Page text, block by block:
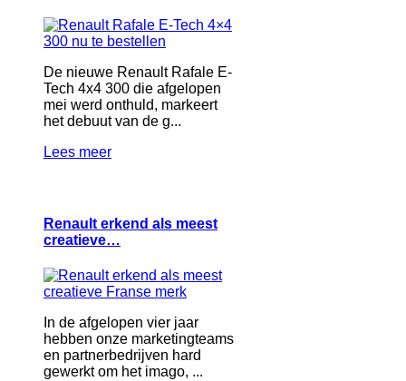
De nieuwe Renault Rafale E-
Tech 4x4 300 die afgelopen
mei werd onthuld, markeert
het debuut van de g...
Lees meer
Renault erkend als meest
creatieve…
In de afgelopen vier jaar
hebben onze marketingteams
en partnerbedrijven hard
gewerkt om het imago, ...